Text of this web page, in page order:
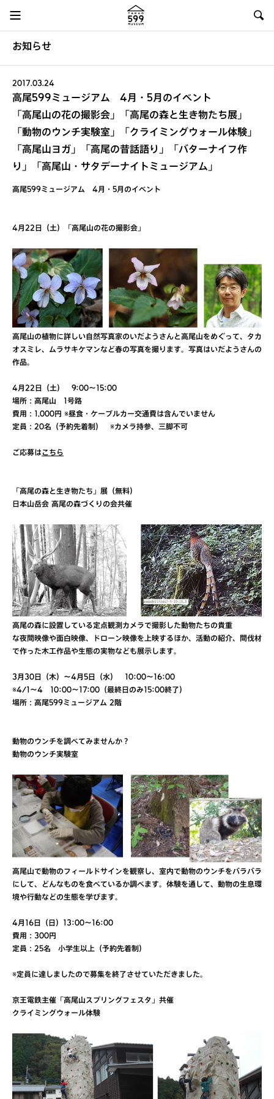
お知らせ
2017.03.24
高尾599ミュージアム 4月・5月のイベント
「高尾山の花の撮影会」「高尾の森と生き物たち展」
「動物のウンチ実験室」「クライミングウォール体験」
「高尾山ヨガ」「高尾の昔話語り」「バターナイフ作
り」「高尾山・サタデーナイトミュージアム」
高尾599ミュージアム 4月・5月のイベント
4月22日（土）「高尾山の花の撮影会」
高尾山の植物に詳しい自然写真家のいだようさんと高尾山をめぐって、タカ
オスミレ、ムラサキケマンなど春の写真を撮ります。写真はいだようさんの
作品。
4月22日（土） 9:00〜15:00
場所：高尾山 1号路
費用：1,000円 ※昼食・ケーブルカー交通費は含んでいません
定員：20名（予約先着制） ※カメラ持参、三脚不可
ご応募はこちら
「高尾の森と生き物たち」展（無料）
日本山岳会 高尾の森づくりの会共催
高尾の森に設置している定点観測カメラで撮影した動物たちの貴重
な夜間映像や面白映像、ドローン映像を上映するほか、活動の紹介、間伐材
で作った木工作品や生態の実物なども展示します。
3月30日（木）～4月5日（水） 10:00〜16:00
※4/1～4 10:00～17:00（最終日のみ15:00終了）
場所：高尾599ミュージアム 2階
動物のウンチを調べてみませんか？
動物のウンチ実験室
高尾山で動物のフィールドサインを観察し、室内で動物のウンチをバラバラ
にして、どんなものを食べているか調べます。体験を通して、動物の生息環
境や行動などの生態を学びます。
4月16日（日）13:00〜16:00
費用：300円
定員：25名 小学生以上（予約先着制）
※定員に達しましたので募集を終了させていただきました。
京王電鉄主催「高尾山スプリングフェスタ」共催
クライミングウォール体験